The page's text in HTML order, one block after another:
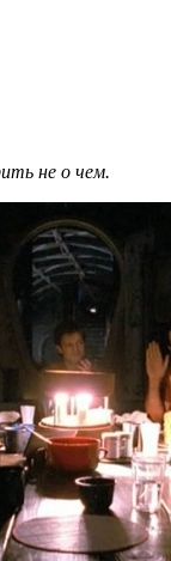
не о чем.